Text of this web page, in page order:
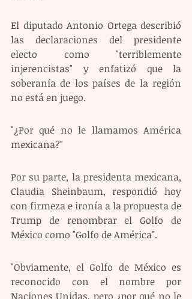
El diputado Antonio Ortega describió
las declaraciones del presidente
electo como "terriblemente
injerencistas" y enfatizó que la
soberanía de los países de la región
no está en juego.
"¿Por qué no le llamamos América
mexicana?"
Por su parte, la presidenta mexicana,
Claudia Sheinbaum, respondió hoy
con firmeza e ironía a la propuesta de
Trump de renombrar el Golfo de
México como "Golfo de América".
"Obviamente, el Golfo de México es
reconocido con el nombre por
Naciones Unidas, pero ¿por qué no le